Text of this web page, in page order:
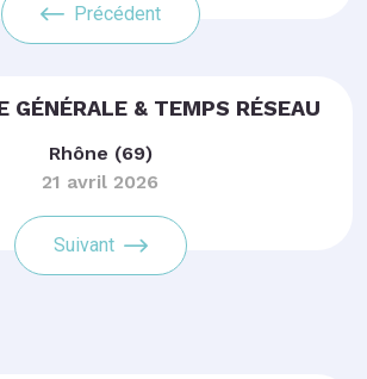
Précédent
GÉNÉRALE & TEMPS RÉSEAU
Rhône (69)
21 avril 2026
Suivant